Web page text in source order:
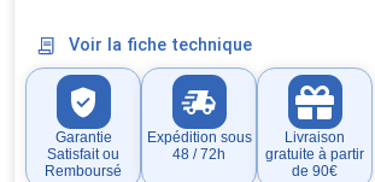
Voir la fiche technique
Garantie
Satisfait ou
Remboursé
Expédition sous
48 / 72h
Livraison
gratuite à partir
de 90€